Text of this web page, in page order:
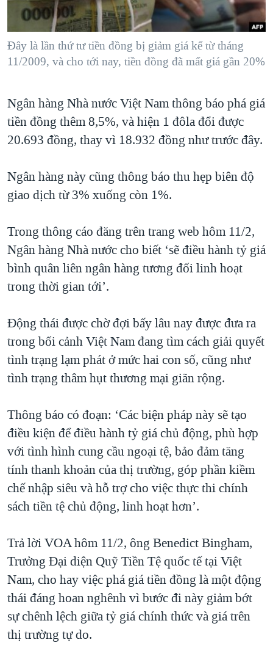
"Tìm"NGƯỜI VIỆT HẢI NGOẠI
ĐỜI SỐNG
KINH TẾ
SỨC KHOẺ
VĂN HOÁ
THỂ THAO
TẠI
HÀNH TRÌNH BẦU CỬ 2024
MỘT NĂM CHIẾN TRANH TẠI DẢI GAZA
GIẢI MÃ VÀNH ĐAI & CON ĐƯỜNG
TRỊNH VĨNH BÌNH - NGƯỜI HẠ 'BÊN THẮNG CUỘC'
GROUND ZERO – XƯA VÀ NAY
CÁC GIÁ TRỊ CỘNG HÒA Ở VIỆT NAM
THƯỢNG ĐỈNH TRUMP-KIM TẠI VIỆT NAM
NGƯ DÂN VIỆT VÀ LÀN SÓNG TRỘM HẢI SÂM
BÊN KIA QUỐC LỘ: TIẾNG VỌNG TỪ NÔNG THÔN MỸ
QUAN HỆ VIỆT MỸ
VIDEO
NGHE
MẠNG XÃ HỘI
Ngôn ngữ khác
Đây là lần thứ tư tiền đồng bị giảm giá kể từ tháng
11/2009, và cho tới nay, tiền đồng đã mất giá gần 20%
Ngân hàng Nhà nước Việt Nam thông báo phá giá
tiền đồng thêm 8,5%, và hiện 1 đôla đổi được
20.693 đồng, thay vì 18.932 đồng như trước đây.
Ngân hàng này cũng thông báo thu hẹp biên độ
giao dịch từ 3% xuống còn 1%.
Trong thông cáo đăng trên trang web hôm 11/2,
Ngân hàng Nhà nước cho biết ‘sẽ điều hành tỷ giá
bình quân liên ngân hàng tương đối linh hoạt
trong thời gian tới’.
Động thái được chờ đợi bấy lâu nay được đưa ra
trong bối cảnh Việt Nam đang tìm cách giải quyết
tình trạng lạm phát ở mức hai con số, cũng như
tình trạng thâm hụt thương mại giãn rộng.
Thông báo có đoạn: ‘Các biện pháp này sẽ tạo
điều kiện để điều hành tỷ giá chủ động, phù hợp
với tình hình cung cầu ngoại tệ, bảo đảm tăng
tính thanh khoản của thị trường, góp phần kiềm
chế nhập siêu và hỗ trợ cho việc thực thi chính
sách tiền tệ chủ động, linh hoạt hơn’.
Trả lời VOA hôm 11/2, ông Benedict Bingham,
Trưởng Đại diện Quỹ Tiền Tệ quốc tế tại Việt
Nam, cho hay việc phá giá tiền đồng là một động
thái đáng hoan nghênh vì bước đi này giảm bớt
sự chênh lệch giữa tỷ giá chính thức và giá trên
thị trường tự do.